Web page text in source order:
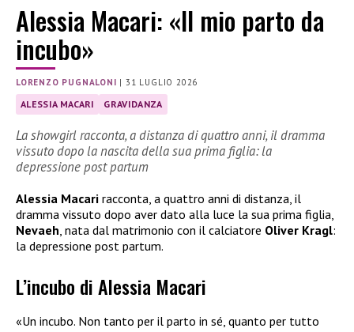
Alessia Macari: «Il mio parto da
incubo»
LORENZO PUGNALONI |31 LUGLIO 2026
ALESSIA MACARI GRAVIDANZA
La showgirl racconta, a distanza di quattro anni, il dramma
vissuto dopo la nascita della sua prima figlia: la
depressione post partum
Alessia Macari racconta, a quattro anni di distanza, il
dramma vissuto dopo aver dato alla luce la sua prima figlia,
Nevaeh, nata dal matrimonio con il calciatore Oliver Kragl:
la depressione post partum.
L’incubo di Alessia Macari
«Un incubo. Non tanto per il parto in sé, quanto per tutto